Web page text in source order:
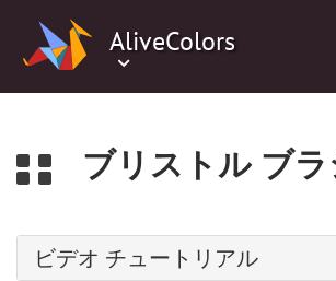
AliveColors
ブリストル ブラ
ビデオ チュートリアル